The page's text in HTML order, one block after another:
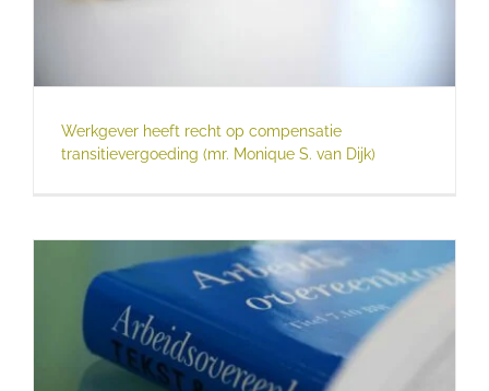
Werkgever heeft recht op compensatie
transitievergoeding (mr. Monique S. van Dijk)